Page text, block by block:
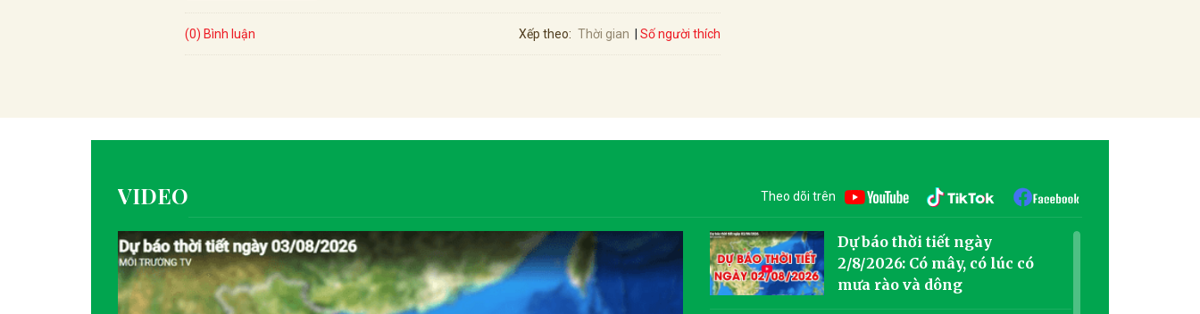
(0) Bình luận Xếp theo: Thời gian Số người thích
VIDEO Theo dõi trên
Dự báo thời tiết ngày
2/8/2026: Có mây, có lúc có
mưa rào và dông